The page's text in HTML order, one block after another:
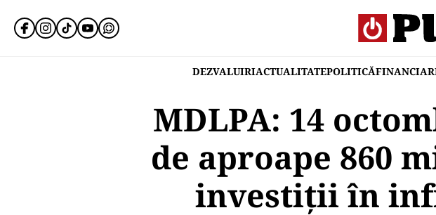
DEZVALUIRIACTUALITATEPOLITICĂFINANCIAR
MDLPA: 14
de aproape 860
investiţii în